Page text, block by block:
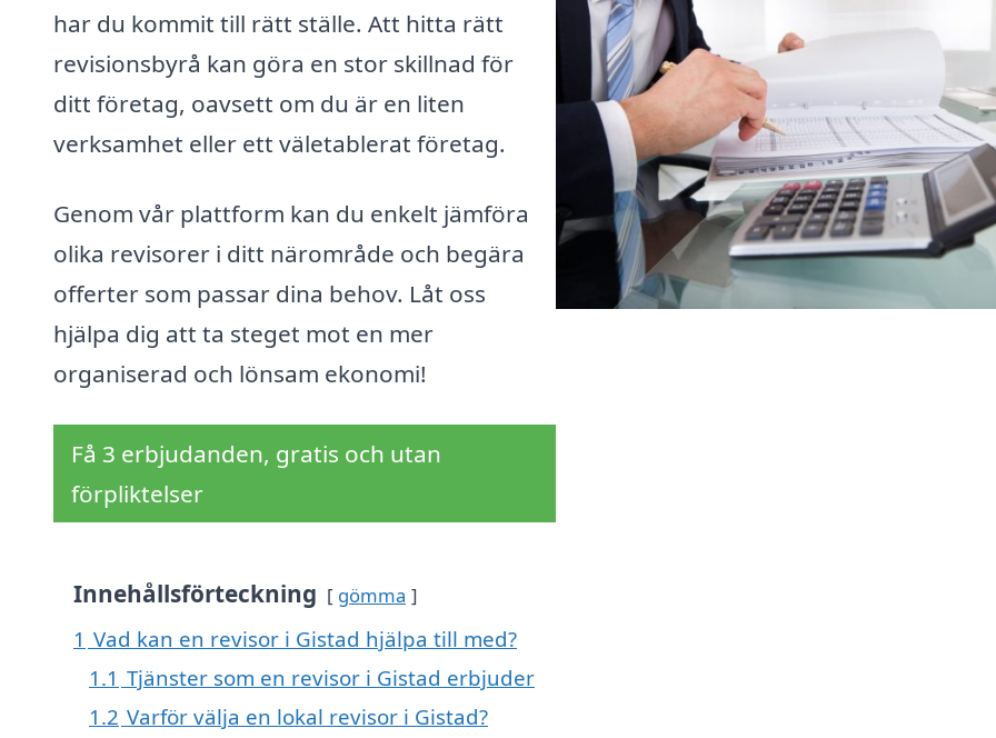
har du kommit till rätt ställe. Att hitta rätt
revisionsbyrå kan göra en stor skillnad för
ditt företag, oavsett om du är en liten
verksamhet eller ett väletablerat företag.
Genom vår plattform kan du enkelt jämföra
olika revisorer i ditt närområde och begära
offerter som passar dina behov. Låt oss
hjälpa dig att ta steget mot en mer
organiserad och lönsam ekonomi!
Få 3 erbjudanden, gratis och utan
förpliktelser
Innehållsförteckning gömma
1 Vad kan en revisor i Gistad hjälpa till med?
1.1 Tjänster som en revisor i Gistad erbjuder
1.2 Varför välja en lokal revisor i Gistad?